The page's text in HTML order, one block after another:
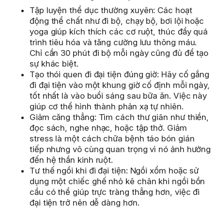
Tập luyện thể dục thường xuyên: Các hoạt
động thể chất như đi bộ, chạy bộ, bơi lội hoặc
yoga giúp kích thích các cơ ruột, thúc đẩy quá
trình tiêu hóa và tăng cường lưu thông máu.
Chỉ cần 30 phút đi bộ mỗi ngày cũng đủ để tạo
sự khác biệt.
Tạo thói quen đi đại tiện đúng giờ: Hãy cố gắng
đi đại tiện vào một khung giờ cố định mỗi ngày,
tốt nhất là vào buổi sáng sau bữa ăn. Việc này
giúp cơ thể hình thành phản xạ tự nhiên.
Giảm căng thẳng: Tìm cách thư giãn như thiền,
đọc sách, nghe nhạc, hoặc tập thở. Giảm
stress là một cách chữa bệnh táo bón gián
tiếp nhưng vô cùng quan trọng vì nó ảnh hưởng
đến hệ thần kinh ruột.
Tư thế ngồi khi đi đại tiện: Ngồi xổm hoặc sử
dụng một chiếc ghế nhỏ kê chân khi ngồi bồn
cầu có thể giúp trực tràng thẳng hơn, việc đi
đại tiện trở nên dễ dàng hơn.